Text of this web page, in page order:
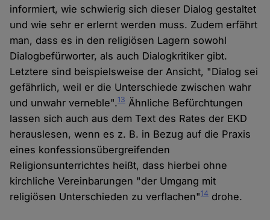
informiert, wie schwierig sich dieser Dialog gestaltet
und wie sehr er erlernt werden muss. Zudem erfährt
man, dass es in den religiösen Lagern sowohl
Dialogbefürworter, als auch Dialogkritiker gibt.
Letztere sind beispielsweise der Ansicht, "Dialog sei
gefährlich, weil er die Unterschiede zwischen wahr
und unwahr verneble".13 Ähnliche Befürchtungen
lassen sich auch aus dem Text des Rates der EKD
herauslesen, wenn es z. B. in Bezug auf die Praxis
eines konfessionsübergreifenden
Religionsunterrichtes heißt, dass hierbei ohne
kirchliche Vereinbarungen "der Umgang mit
religiösen Unterschieden zu verflachen"14 drohe.